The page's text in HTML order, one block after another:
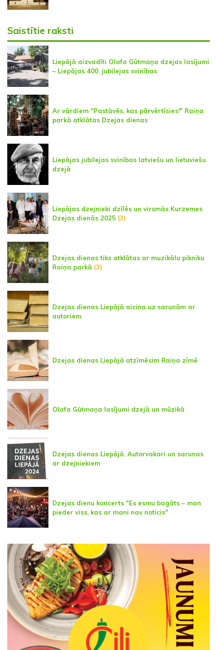
Saistītie raksti
Liepājā aizvadīti Olafa Gūtmaņa dzejas lasījumi
– Liepājas 400. jubilejas svinības
Ar vārdiem "Pastāvēs, kas pārvērtīsies!" Raiņa
parkā atklātas Dzejas dienas
Liepājas jubilejas svinības latviešu un lietuviešu
dzejā
Liepājas dzejnieki dzīlēs un virsmās Kurzemes
Dzejas dienās 2025 (3)
Dzejas dienas tiks atklātas ar muzikālu pikniku
Raiņa parkā (3)
Dzejas dienas Liepājā aicina uz sarunām ar
autoriem
Dzejas dienas Liepājā atzīmēsim Raiņa zīmē
Olafa Gūtmaņa lasījumi dzejā un mūzikā
Dzejas dienas Liepājā. Autorvakari un sarunas
ar dzejniekiem
Dzejas dienu koncerts "Es esmu bagāts – man
pieder viss, kas ar mani nav noticis"